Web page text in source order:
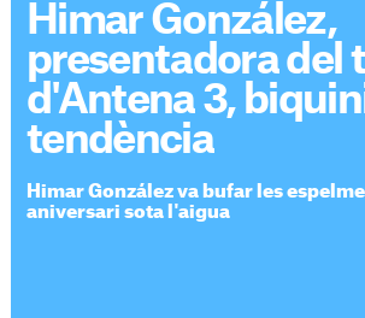
Himar González,
presentadora del
d'Antena 3,
tendència
Himar González va bufar les
aniversari sota l'aigua